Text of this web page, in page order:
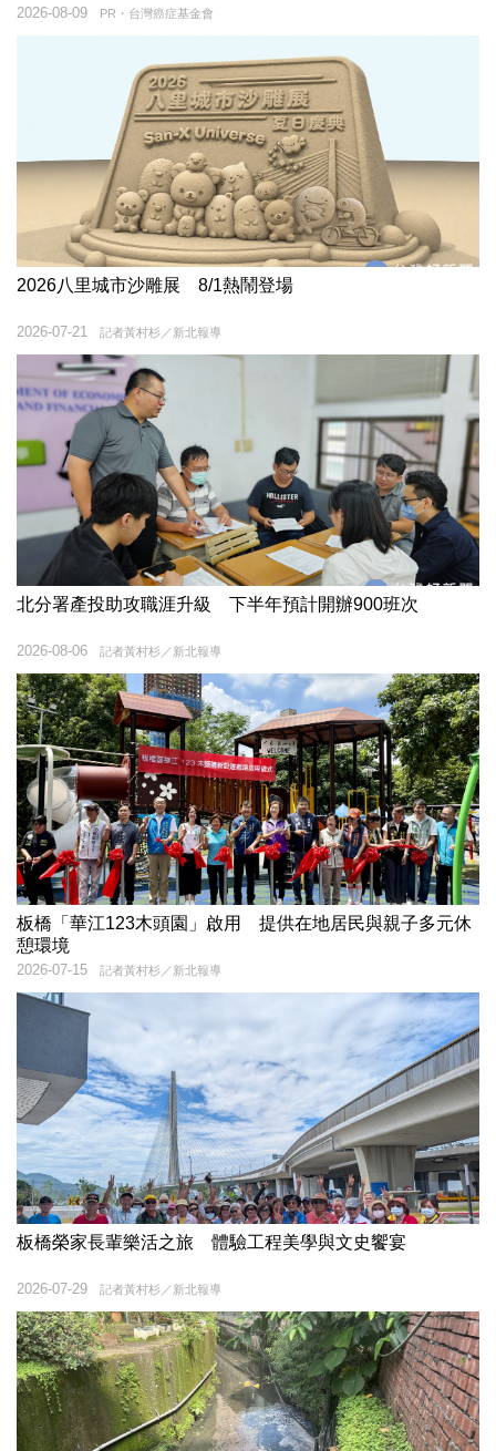
PR・台灣癌症基金會
2026-08-09
2026八里城市沙雕展 8/1熱鬧登場
記者黃村杉／新北報導
2026-07-21
北分署產投助攻職涯升級 下半年預計開辦900班次
記者黃村杉／新北報導
2026-08-06
板橋「華江123木頭園」啟用 提供在地居民與親子多元休
憩環境
記者黃村杉／新北報導
2026-07-15
板橋榮家長輩樂活之旅 體驗工程美學與文史饗宴
記者黃村杉／新北報導
2026-07-29